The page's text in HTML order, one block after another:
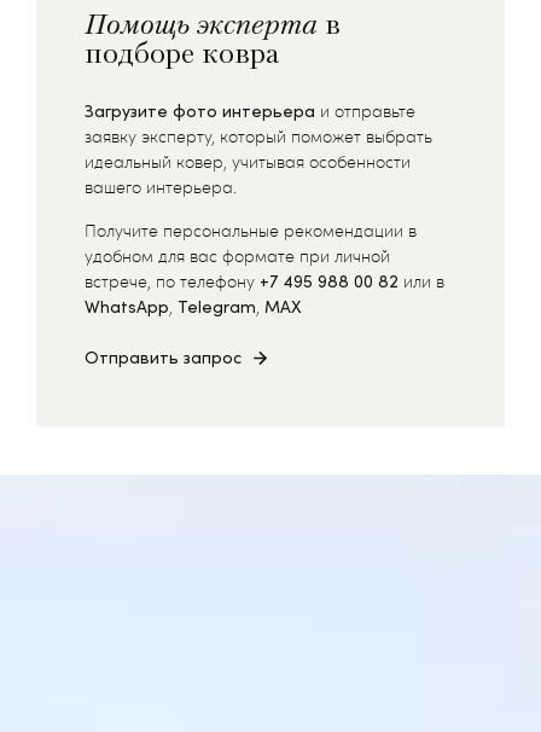
Помощь эксперта в
подборе ковра
Загрузите фото интерьера и отправьте
заявку эксперту, который поможет выбрать
идеальный ковер, учитывая особенности
вашего интерьера.
Получите персональные рекомендации в
удобном для вас формате при личной
встрече, по телефону +7 495 988 00 82 или в
WhatsApp, Telegram, MAX
Отправить запрос